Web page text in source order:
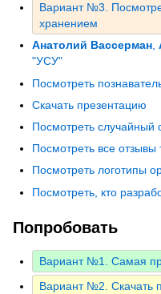
Вариант №3.
хранением
Анатолий Вассерман,
"УСУ"
Посмотреть
Скачать презентацию
Посмотреть случайный
Посмотреть все отзывы
Посмотреть логотипы
Посмотреть, кто
Попробовать
Вариант №1. Самая
Вариант №2. Скачать